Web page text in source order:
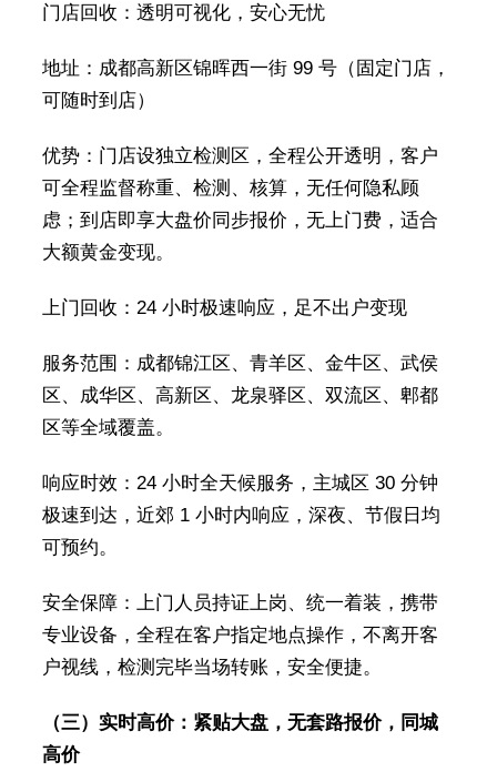
门店回收：透明可视化，安心无忧
地址：成都高新区锦晖西一街 99 号（固定门店，
可随时到店）
优势：门店设独立检测区，全程公开透明，客户
可全程监督称重、检测、核算，无任何隐私顾
虑；到店即享大盘价同步报价，无上门费，适合
大额黄金变现。
上门回收：24 小时极速响应，足不出户变现
服务范围：成都锦江区、青羊区、金牛区、武侯
区、成华区、高新区、龙泉驿区、双流区、郫都
区等全域覆盖。
响应时效：24 小时全天候服务，主城区 30 分钟
极速到达，近郊 1 小时内响应，深夜、节假日均
可预约。
安全保障：上门人员持证上岗、统一着装，携带
专业设备，全程在客户指定地点操作，不离开客
户视线，检测完毕当场转账，安全便捷。
（三）实时高价：紧贴大盘，无套路报价，同城
高价